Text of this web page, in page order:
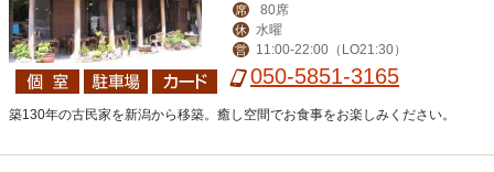
席 80席
休 水曜
営 11:00-22:00（LO21:30）
050-5851-3165
築130年の古民家を新潟から移築。癒し空間でお食事をお楽しみください。